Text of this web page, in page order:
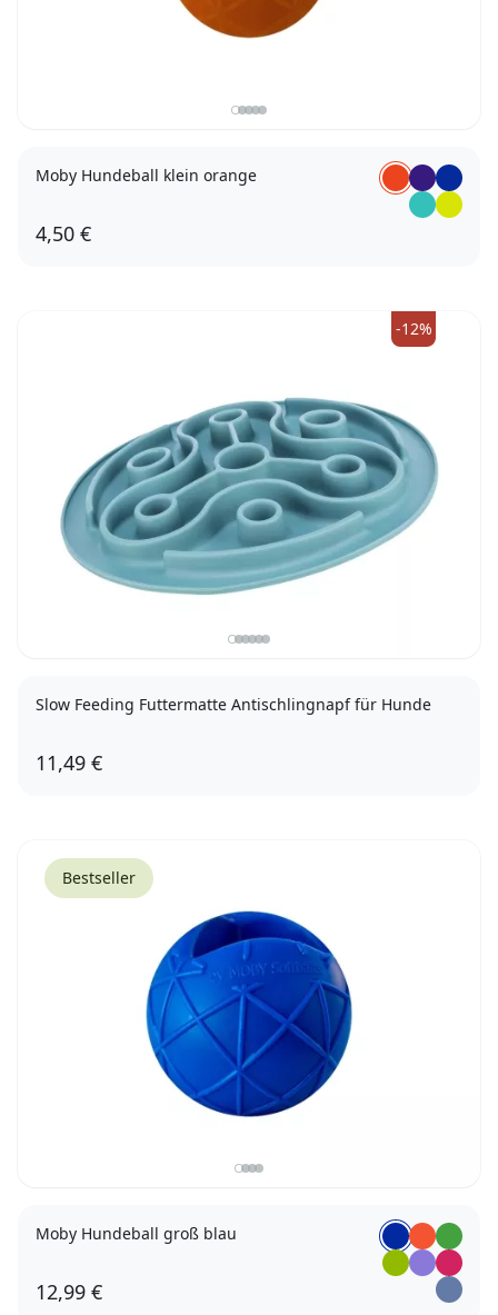
Moby Hundeball klein orange
4,50 €
-12%
Slow Feeding Futtermatte Antischlingnapf für Hunde
11,49 €
Bestseller
Moby Hundeball groß blau
12,99 €